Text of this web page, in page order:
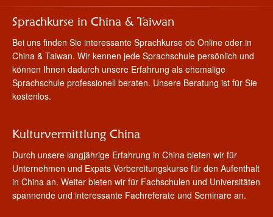
Sprachkurse in China & Taiwan
Bei uns finden Sie interessante Sprachkurse ob Online oder in
China & Taiwan. Wir kennen jede Sprachschule persönlich und
können Ihnen dadurch unsere Erfahrung als ehemalige
Sprachschule professionell beraten. Unsere Beratung ist für Sie
kostenlos.
Kulturvermittlung China
Durch unsere langjährige Erfahrung in China bieten wir für
Unternehmen und Expats Vorbereitungskurse für den Aufenthalt
in China an. Weiter bieten wir für Fachschulen und Universitäten
spannende und interessante Fachreferate und Seminare an.